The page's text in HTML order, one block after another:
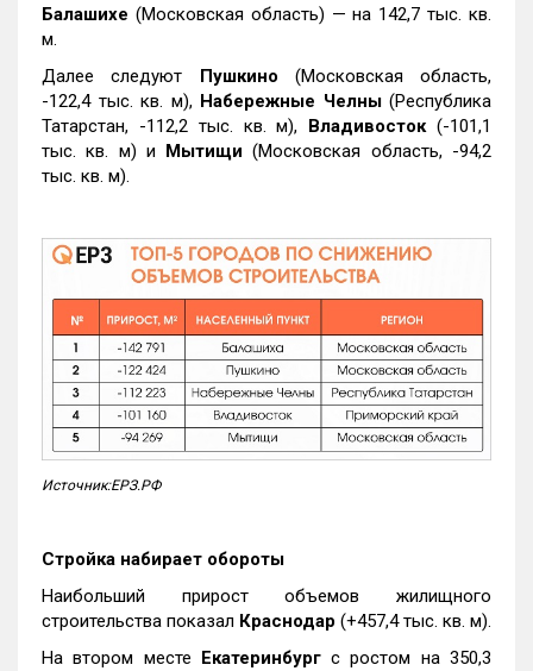
Балашихе (Московская область) — на 142,7 тыс. кв.
м.
Далее следуют Пушкино (Московская область,
-122,4 тыс. кв. м), Набережные Челны(Республика
Татарстан, -112,2 тыс. кв. м), Владивосток(-101,1
тыс. кв. м) и Мытищи (Московская область, -94,2
тыс. кв. м).
Источник:ЕРЗ.РФ
Стройка набирает обороты
Наибольший прирост объемов жилищного
строительства показал Краснодар (+457,4 тыс. кв. м).
На втором месте Екатеринбургс ростом на 350,3